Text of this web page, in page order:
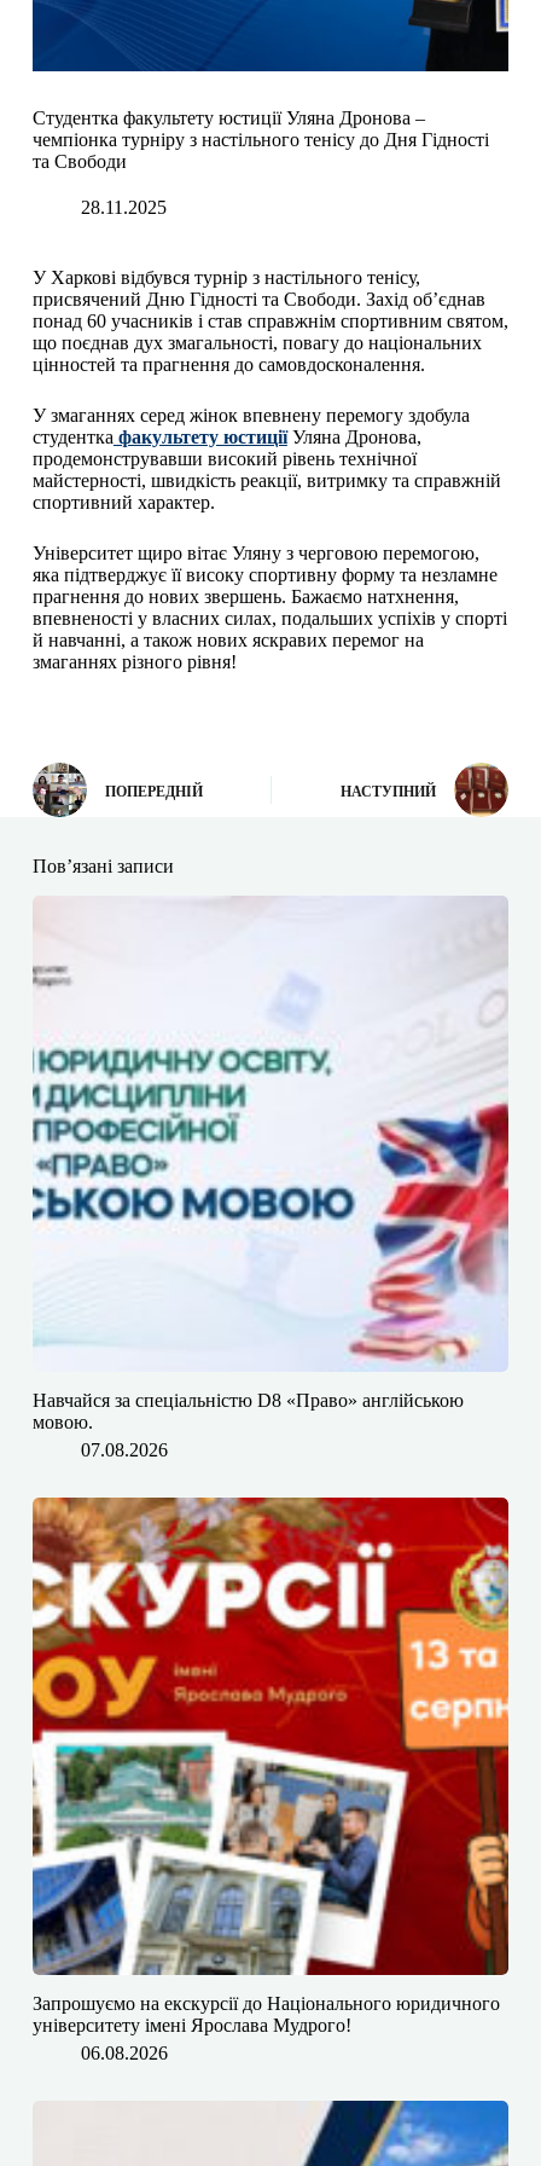
Студентка факультету юстиції Уляна Дронова –
чемпіонка турніру з настільного тенісу до Дня Гідності
та Свободи
28.11.2025
У Харкові відбувся турнір з настільного тенісу,
присвячений Дню Гідності та Свободи. Захід об’єднав
понад 60 учасників і став справжнім спортивним святом,
що поєднав дух змагальності, повагу до національних
цінностей та прагнення до самовдосконалення.
У змаганнях серед жінок впевнену перемогу здобула
студентка факультету юстиції Уляна Дронова,
продемонструвавши високий рівень технічної
майстерності, швидкість реакції, витримку та справжній
спортивний характер.
Університет щиро вітає Уляну з черговою перемогою,
яка підтверджує її високу спортивну форму та незламне
прагнення до нових звершень. Бажаємо натхнення,
впевненості у власних силах, подальших успіхів у спорті
й навчанні, а також нових яскравих перемог на
змаганнях різного рівня!
ПОПЕРЕДНІЙ НАСТУПНИЙ
Пов’язані записи
​​Навчайся за спеціальністю D8 «Право» англійською
мовою.
07.08.2026
​​Запрошуємо на екскурсії до Національного юридичного
університету імені Ярослава Мудрого!
06.08.2026